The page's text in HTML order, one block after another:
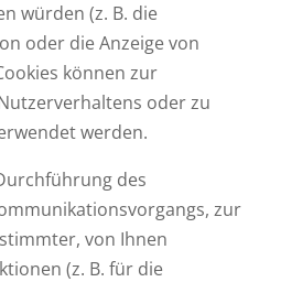
würden (z. B. die
oder die Anzeige von
können zur
oder zu
werden.
des
zur
von Ihnen
(z. B. für die